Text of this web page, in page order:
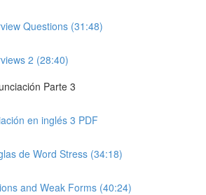
Questions (31:48)
2 (28:40)
Parte 3
en inglés 3 PDF
de Word Stress (34:18)
and Weak Forms (40:24)